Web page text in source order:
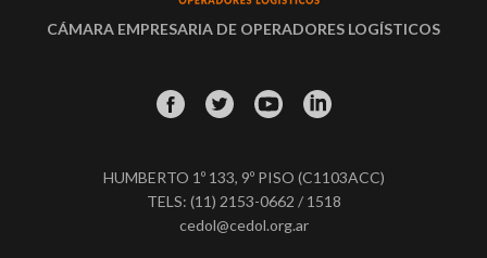
CÁMARA EMPRESARIA DE OPERADORES LOGÍSTICOS
HUMBERTO 1º 133, 9º PISO (C1103ACC)
TELS: (11) 2153-0662 / 1518
cedol@cedol.org.ar